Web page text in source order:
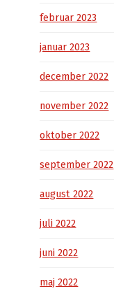
februar 2023
januar 2023
december 2022
november 2022
oktober 2022
september 2022
august 2022
juli 2022
juni 2022
maj 2022